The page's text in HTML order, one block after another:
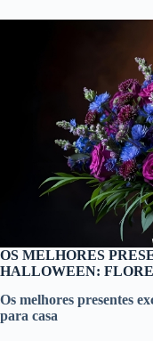
OS MELHORES
HALLOWEEN:
Os melhores presentes
para casa